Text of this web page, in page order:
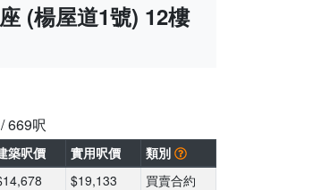
(楊屋道1號) 12樓
669呎
築呎價 實用呎價
類別
$19,133 買賣合約